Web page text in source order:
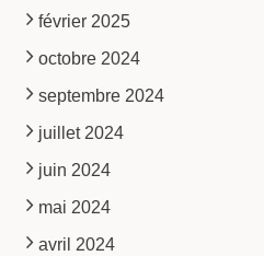
février 2025
octobre 2024
septembre 2024
juillet 2024
juin 2024
mai 2024
avril 2024